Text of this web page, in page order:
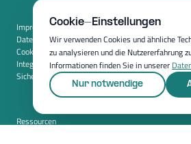
Impressum
Datenschutz
Cookie-Einstellungen
Integration
Sicherheit
Ressourcen
Cookie-Einstellungen
Wir verwenden Cookies und ähnliche
zu analysieren und die Nutzererfahrung
Informationen finden Sie in unserer
Nur notwendige